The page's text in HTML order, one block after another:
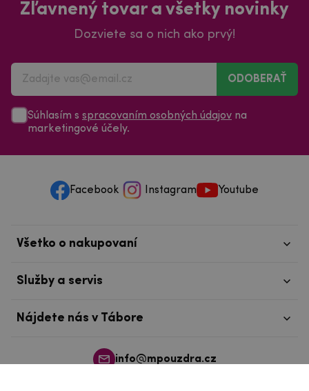
Zľavnený tovar a všetky novinky
Dozviete sa o nich ako prvý!
ODOBERAŤ
Súhlasím s spracovaním osobných údajov na
marketingové účely.
Facebook Instagram Youtube
info@mpouzdra.cz
Všetko o nakupovaní
Služby a servis
Nájdete nás v Tábore